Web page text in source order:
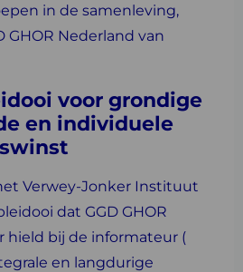
in de samenleving,
GHOR Nederland van
voor grondige
en individuele
Verwey-Jonker Instituut
dat GGD GHOR
hield bij de informateur (
en langdurige